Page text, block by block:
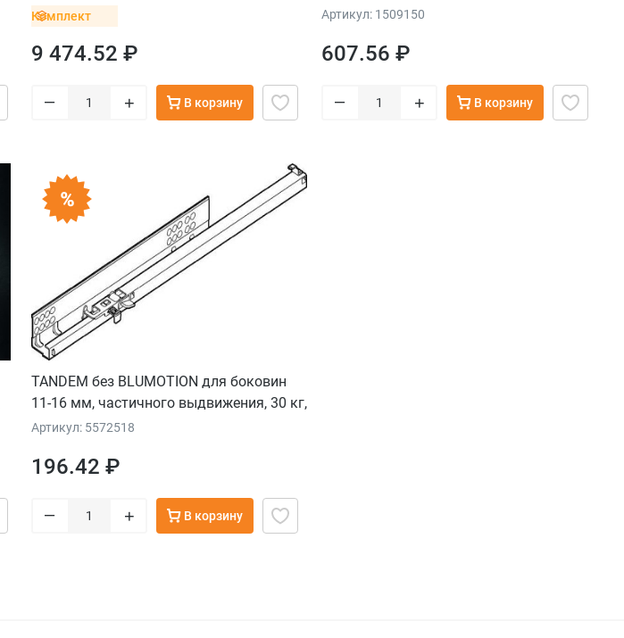
нержавеющая сталь
Комплект
9 474.52 ₽
– + В корзину
Артикул: 1509150
607.56 ₽
– + В корзину
TANDEM без BLUMOTION для боковин
11-16 мм, частичного выдвижения, 30 кг,
460мм, лев.
Артикул: 5572518
196.42 ₽
– + В корзину